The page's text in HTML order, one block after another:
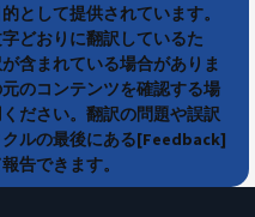
として提供されています。
どおりに翻訳しているた
含まれている場合がありま
のコンテンツを確認する場
ださい。翻訳の問題や誤訳
ルの最後にある[Feedback]
告できます。